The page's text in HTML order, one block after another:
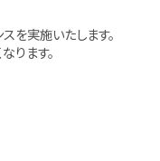
を実施いたします。
ります。